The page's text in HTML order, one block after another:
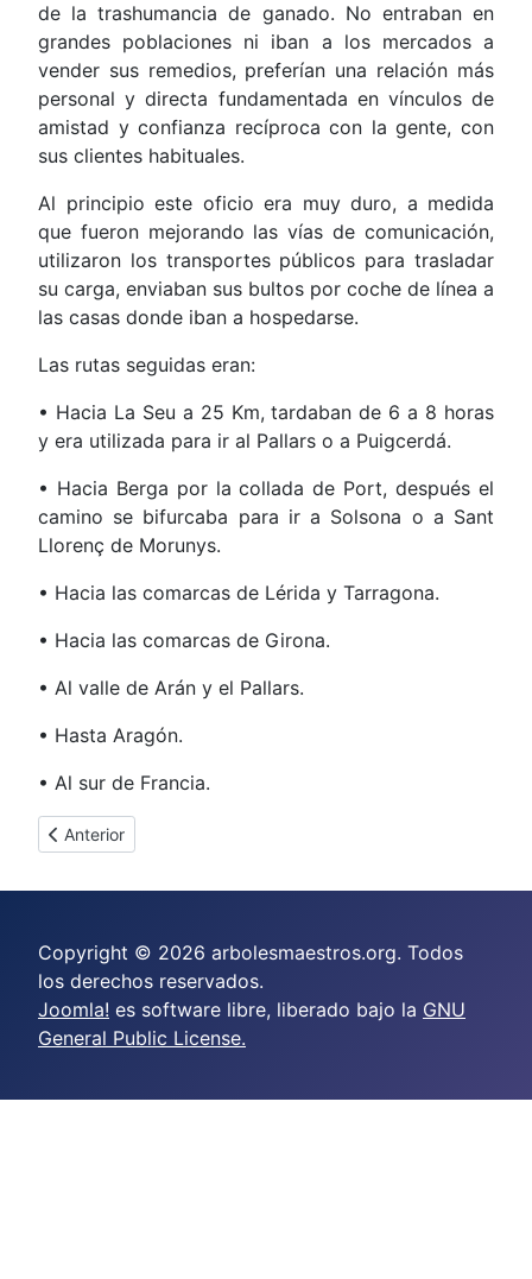
de la trashumancia de ganado. No entraban en
grandes poblaciones ni iban a los mercados a
vender sus remedios, preferían una relación más
personal y directa fundamentada en vínculos de
amistad y confianza recíproca con la gente, con
sus clientes habituales.
Al principio este oficio era muy duro, a medida
que fueron mejorando las vías de comunicación,
utilizaron los transportes públicos para trasladar
su carga, enviaban sus bultos por coche de línea a
las casas donde iban a hospedarse.
Las rutas seguidas eran:
• Hacia La Seu a 25 Km, tardaban de 6 a 8 horas
y era utilizada para ir al Pallars o a Puigcerdá.
• Hacia Berga por la collada de Port, después el
camino se bifurcaba para ir a Solsona o a Sant
Llorenç de Morunys.
• Hacia las comarcas de Lérida y Tarragona.
• Hacia las comarcas de Girona.
• Al valle de Arán y el Pallars.
• Hasta Aragón.
• Al sur de Francia.
Artículo anterior: Los Arboles me han dado siempre los
Anterior
Copyright © 2026 arbolesmaestros.org. Todos
los derechos reservados.
Joomla! es software libre, liberado bajo la GNU
General Public License.